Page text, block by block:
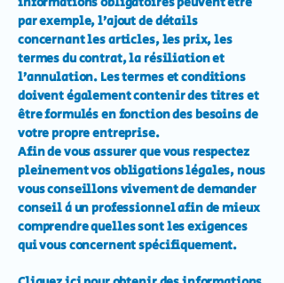
par exemple, l’ajout de détails
concernant les articles, les prix, les
termes du contrat, la résiliation et
l’annulation. Les termes et conditions
doivent également contenir des titres et
être formulés en fonction des besoins de
votre propre entreprise.
Afin de vous assurer que vous respectez
pleinement vos obligations légales, nous
vous conseillons vivement de demander
conseil à un professionnel afin de mieux
comprendre quelles sont les exigences
qui vous concernent spécifiquement.